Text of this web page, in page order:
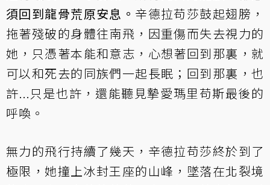
須回到龍骨荒原安息。 辛德拉苟莎鼓起翅膀，
拖著殘破的身體往南飛，因重傷而失去視力的
她，只憑著本能和意志，心想著回到那裏，就
可以和死去的同族們一起長眠；回到那裏，也
許...只是也許，還能聽見摯愛瑪里苟斯最後的
呼喚。
無力的飛行持續了幾天，辛德拉苟莎終於到了
極限，她撞上冰封王座的山峰，墜落在北裂境